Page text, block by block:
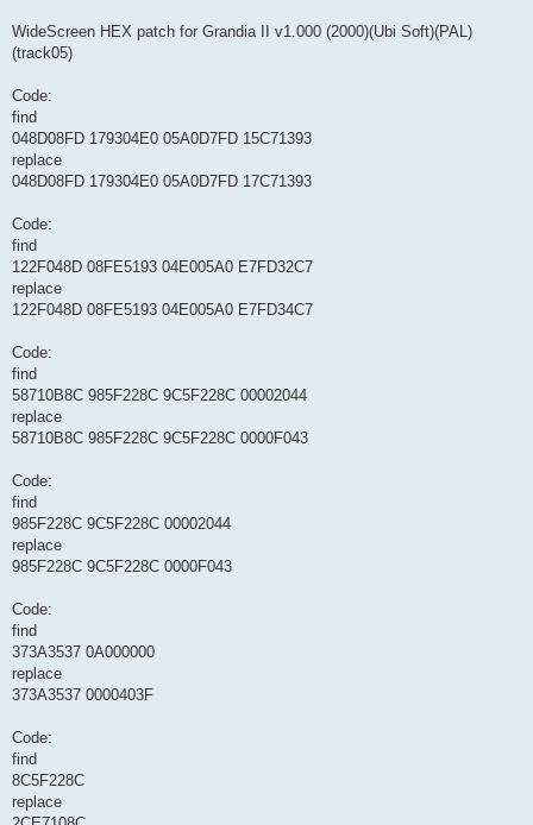
WideScreen HEX patch for Grandia II v1.000 (2000)(Ubi Soft)(PAL)
(track05)
Code:
find
048D08FD 179304E0 05A0D7FD 15C71393
replace
048D08FD 179304E0 05A0D7FD 17C71393
Code:
find
122F048D 08FE5193 04E005A0 E7FD32C7
replace
122F048D 08FE5193 04E005A0 E7FD34C7
Code:
find
58710B8C 985F228C 9C5F228C 00002044
replace
58710B8C 985F228C 9C5F228C 0000F043
Code:
find
985F228C 9C5F228C 00002044
replace
985F228C 9C5F228C 0000F043
Code:
find
373A3537 0A000000
replace
373A3537 0000403F
Code:
find
8C5F228C
replace